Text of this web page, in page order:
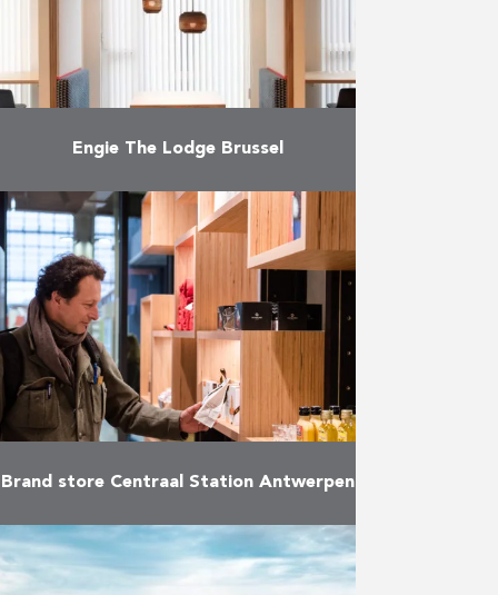
Meer
Engie The Lodge Brussel
Leveren en plaatsen van
maatmeubilair voor een
kantoorgebouw gebaseerd op de
“new way of working”.
Meer
Brand store Centraal Station Antwerpen
Op 6 december 2018 opende het
station Antwerpen Centraal haar
nieuw bezoekerscentrum.